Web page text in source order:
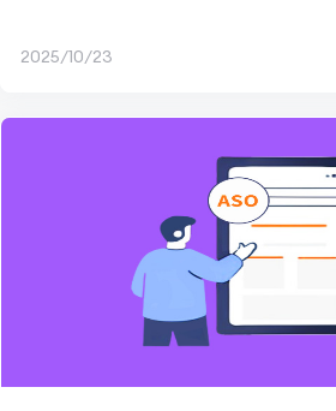
2025/10/23